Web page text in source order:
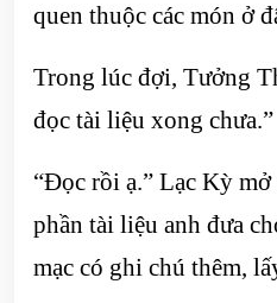
quen thuộc các món ở
Trong lúc đợi, Tưởng
đọc tài liệu xong chưa.”
“Đọc rồi ạ.” Lạc Kỳ
phần tài liệu anh đưa
mạc có ghi chú thêm,